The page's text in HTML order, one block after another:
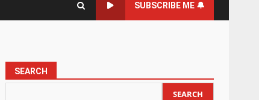
SUBSCRIBE ME 🔔
SEARCH
SEARCH